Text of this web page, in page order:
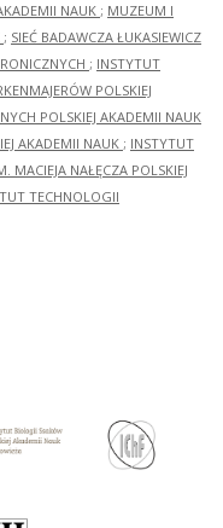
NAUK ; MUZEUM I
; SIEĆ BADAWCZA ŁUKASIEWICZ
; INSTYTUT
POLSKIEJ
POLSKIEJ AKADEMII NAUK
AKADEMII NAUK ; INSTYTUT
MACIEJA NAŁĘCZA POLSKIEJ
TECHNOLOGII